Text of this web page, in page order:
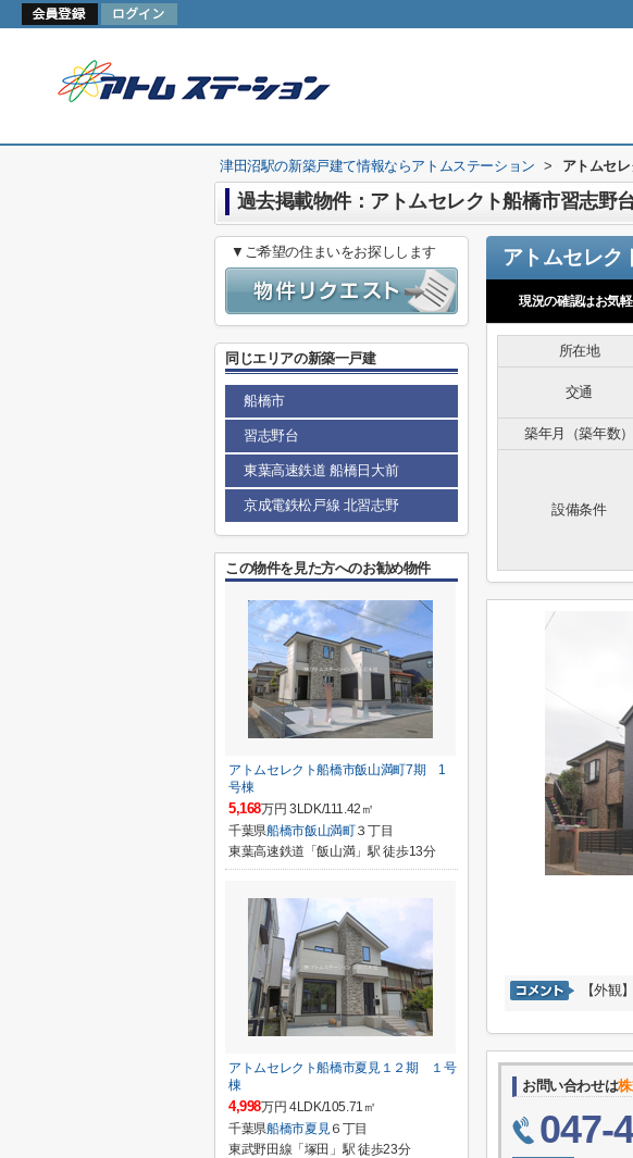
津田沼駅の新築戸建て情報ならアトムステーション > アトムセ
過去掲載物件：アトムセレクト船橋市習志野
現況の確認はお気
所在地
交通
築年月（築年数）
設備条件
【外観】
お問い合わせは
047-
▼ご希望の住まいをお探しします
同じエリアの新築一戸建
船橋市
習志野台
東葉高速鉄道 船橋日大前
京成電鉄松戸線 北習志野
この物件を見た方へのお勧め物件
アトムセレクト船橋市飯山満町7期 1
号棟
5,168万円 3LDK/111.42㎡
千葉県船橋市飯山満町３丁目
東葉高速鉄道「飯山満」駅 徒歩13分
アトムセレクト船橋市夏見１２期 １号
棟
4,998万円 4LDK/105.71㎡
千葉県船橋市夏見６丁目
東武野田線「塚田」駅 徒歩23分